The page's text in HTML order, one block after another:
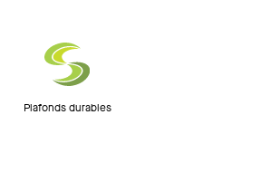
Plafonds durables